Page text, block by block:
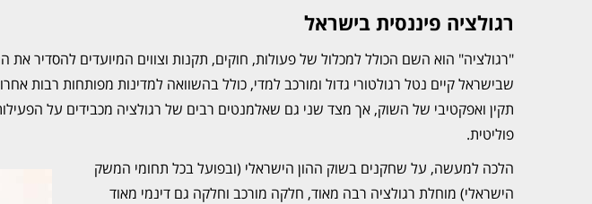
רגולציה פיננסית בישראל
"רגולציה" הוא השם הכולל למכלול של פעולות, חוקים, תקנות וצווים המיועדים להסדיר
שבישראל קיים נטל רגולטורי גדול ומורכב למדי, כולל בהשוואה למדינות מפותחות רבות
תקין ואפקטיבי של השוק, אך מצד שני גם שאלמנטים רבים של רגולציה מכבידים על
פוליטית.
הלכה למעשה, על שחקנים בשוק ההון הישראלי (ובפועל בכל תחומי המשק
הישראלי) מוחלת רגולציה רבה מאוד, חלקה מורכב וחלקה גם דינמי מאוד